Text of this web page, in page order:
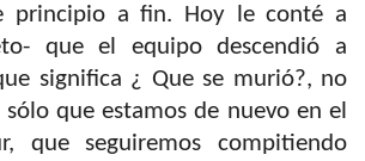
principio a fin. Hoy le conté a
que el equipo descendió a
significa ¿ Que se murió?, no
que estamos de nuevo en el
que seguiremos compitiendo